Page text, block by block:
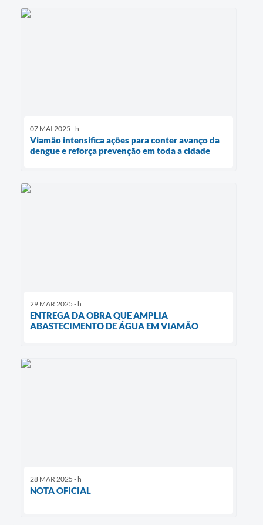
07 MAI 2025 - h
Viamão intensifica ações para conter avanço da
dengue e reforça prevenção em toda a cidade
29 MAR 2025 - h
ENTREGA DA OBRA QUE AMPLIA
ABASTECIMENTO DE ÁGUA EM VIAMÃO
28 MAR 2025 - h
NOTA OFICIAL